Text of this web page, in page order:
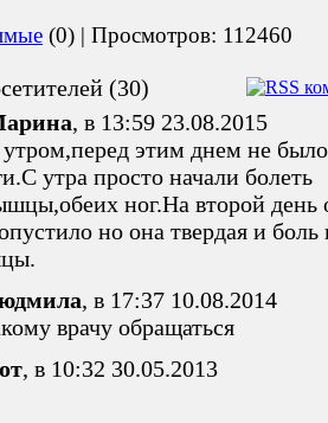
(0) | Просмотров: 112460
(30)
, в 13:59 23.08.2015
утром,перед этим днем не было
утра просто начали болеть
ног.На второй день
но она твердая и боль
, в 17:37 10.08.2014
врачу обращаться
, в 10:32 30.05.2013